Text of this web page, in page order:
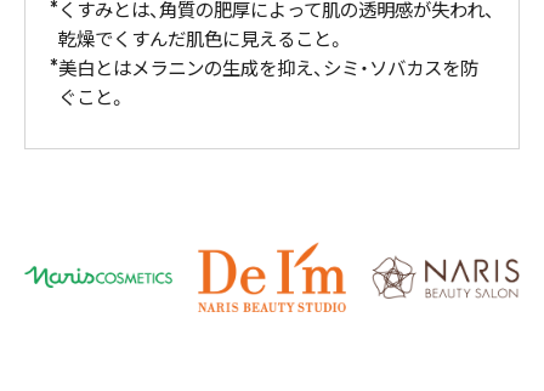
くすみとは、角質の肥厚によって肌の透明感が失われ、
乾燥でくすんだ肌色に見えること。
美白とはメラニンの生成を抑え、シミ・ソバカスを防
ぐこと。